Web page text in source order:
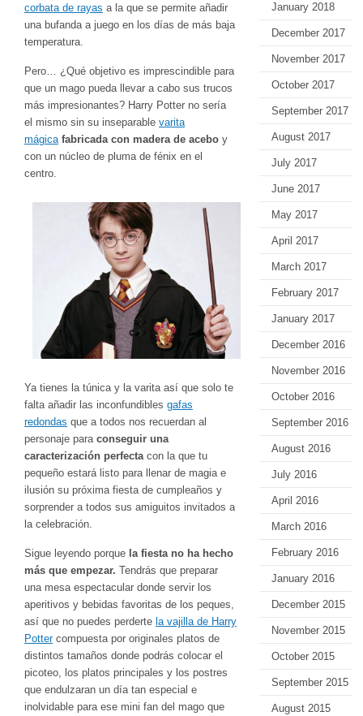
corbata de rayas a la que se permite añadir
una bufanda a juego en los días de más baja
temperatura.
Pero… ¿Qué objetivo es imprescindible para
que un mago pueda llevar a cabo sus trucos
más impresionantes? Harry Potter no sería
el mismo sin su inseparable varita
mágica fabricada con madera de acebo y
con un núcleo de pluma de fénix en el
centro.
Ya tienes la túnica y la varita así que solo te
falta añadir las inconfundibles gafas
redondas que a todos nos recuerdan al
personaje para conseguir una
caracterización perfectacon la que tu
pequeño estará listo para llenar de magia e
ilusión su próxima fiesta de cumpleaños y
sorprender a todos sus amiguitos invitados a
la celebración.
Sigue leyendo porque la fiesta no ha hecho
más que empezar. Tendrás que preparar
una mesa espectacular donde servir los
aperitivos y bebidas favoritas de los peques,
así que no puedes perderte la vajilla de Harry
Pottercompuesta por originales platos de
distintos tamaños donde podrás colocar el
picoteo, los platos principales y los postres
que endulzaran un día tan especial e
inolvidable para ese mini fan del mago que
January 2018
December 2017
November 2017
October 2017
September 2017
August 2017
July 2017
June 2017
May 2017
April 2017
March 2017
February 2017
January 2017
December 2016
November 2016
October 2016
September 2016
August 2016
July 2016
April 2016
March 2016
February 2016
January 2016
December 2015
November 2015
October 2015
September 2015
August 2015